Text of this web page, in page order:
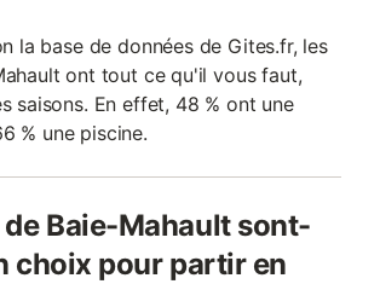
la base de données de Gites.fr, les
ont tout ce qu'il vous faut,
saisons. En effet, 48 % ont une
% une piscine.
de Baie-Mahault sont-
choix pour partir en